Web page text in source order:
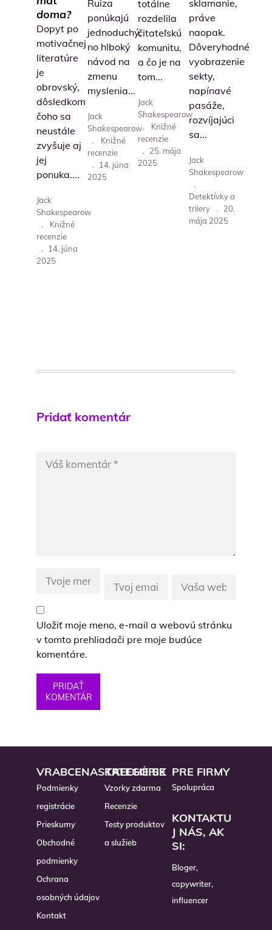
doma?
Dopyt po
motivačnej
literatúre
je
obrovský,
dôsledkom
čoho sa
neustále
zvyšuje aj
jej
ponuka....
Jack
Shakespearow
.
Knižné
recenzie
.
14. júna
2025
Ruiza
ponúkajú
jednoduchý,
no hlboký
návod na
zmenu
myslenia...
Jack
Shakespearow
.
Knižné
recenzie
.
14. júna
2025
totálne
rozdelila
čitateľskú
komunitu,
a čo je na
tom...
Jack
Shakespearow
.
Knižné
recenzie
.
25. mája
2025
sklamanie,
práve
naopak.
Dôveryhodné
vyobrazenie
sekty,
napínavé
pasáže,
rozvíjajúci
sa...
Jack
Shakespearow
.
Detektívky a
trilery
.
20.
mája 2025
Pridať komentár
Uložiť moje meno, e-mail a webovú stránku
v tomto prehliadači pre moje budúce
komentáre.
PRIDAŤ
KOMENTÁR
VRABCENASTRECHE.SK
Podmienky
registrácie
Prieskumy
Obchodné
podmienky
Ochrana
osobných údajov
Kontakt
KATEGÓRIE
Vzorky zdarma
Recenzie
Testy produktov
a služieb
PRE FIRMY
Spolupráca
KONTAKTU
J NÁS, AK
SI:
Bloger,
copywriter,
influencer